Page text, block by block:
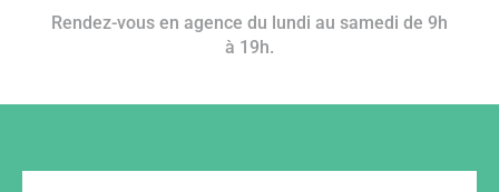
Rendez-vous en agence du lundi au samedi de 9h
à 19h.